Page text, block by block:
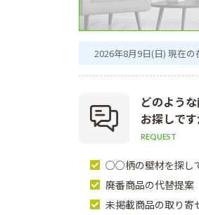
2026年8月9日(日) 現在の
どのよう
お探しです
REQUEST
○○柄の壁材を探し
廃番商品の代替提案
未掲載商品の取り寄